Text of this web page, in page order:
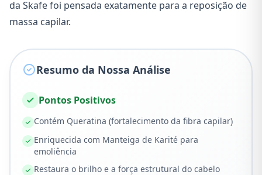
da Skafe foi pensada exatamente para a reposição de
massa capilar.
Resumo da Nossa Análise
Pontos Positivos
Contém Queratina (fortalecimento da fibra capilar)
Enriquecida com Manteiga de Karité para
emoliência
Restaura o brilho e a força estrutural do cabelo